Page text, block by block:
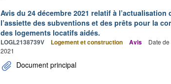
Avis du 24 décembre 2021 relatif à
l’assiette des subventions et des prêts pour la
des logements locatifs aidés.
LOGL2138739V Logement et construction Avis Date
2021
Document principal